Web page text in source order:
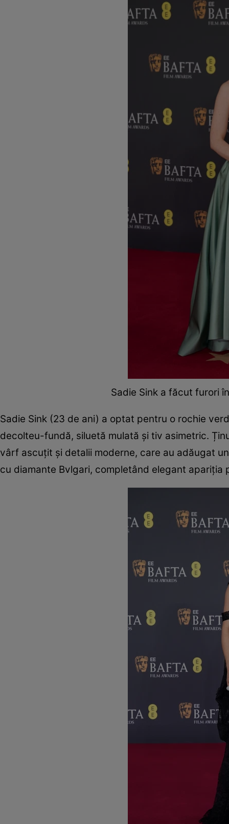
Sadie Sink a făcut furori
Sadie Sink (23 de ani) a optat pentru o rochie
decolteu-fundă, siluetă mulată și tiv asimetric.
vârf ascuțit și detalii moderne, care au adăugat
cu diamante Bvlgari, completând elegant apariția